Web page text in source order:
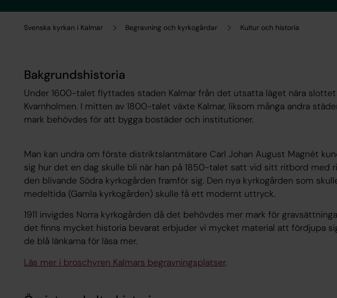
Svenska kyrkan i Kalmar Begravning och kyrkogårdar Kultur och historia
Bakgrundshistoria
Under 1600-talet flyttades staden Kalmar från det utsatta läget nära
Kvarnholmen. I mitten av 1800-talet växte Kalmar, liksom många andra
mark behövdes för att bygga bostäder och institutioner.
Man kan undra om förste distriktslantmätare Carl Johan August Magnét
sig hur det en dag skulle bli när han på 1850-talet satt vid sitt ritbord med
den blivande Södra kyrkogården framför sig. Den nya kyrkogården som
medeltida (Gamla kyrkogården) skulle få ett modernt uttryck.
1911 invigdes Norra kyrkogården då det behövdes mer mark för
det finns mycket historia bevarat erbjuder vi mycket material att fördjupa
de blå länkarna för läsa mer.
Läs mer i broschyren Kalmars begravningsplatser.